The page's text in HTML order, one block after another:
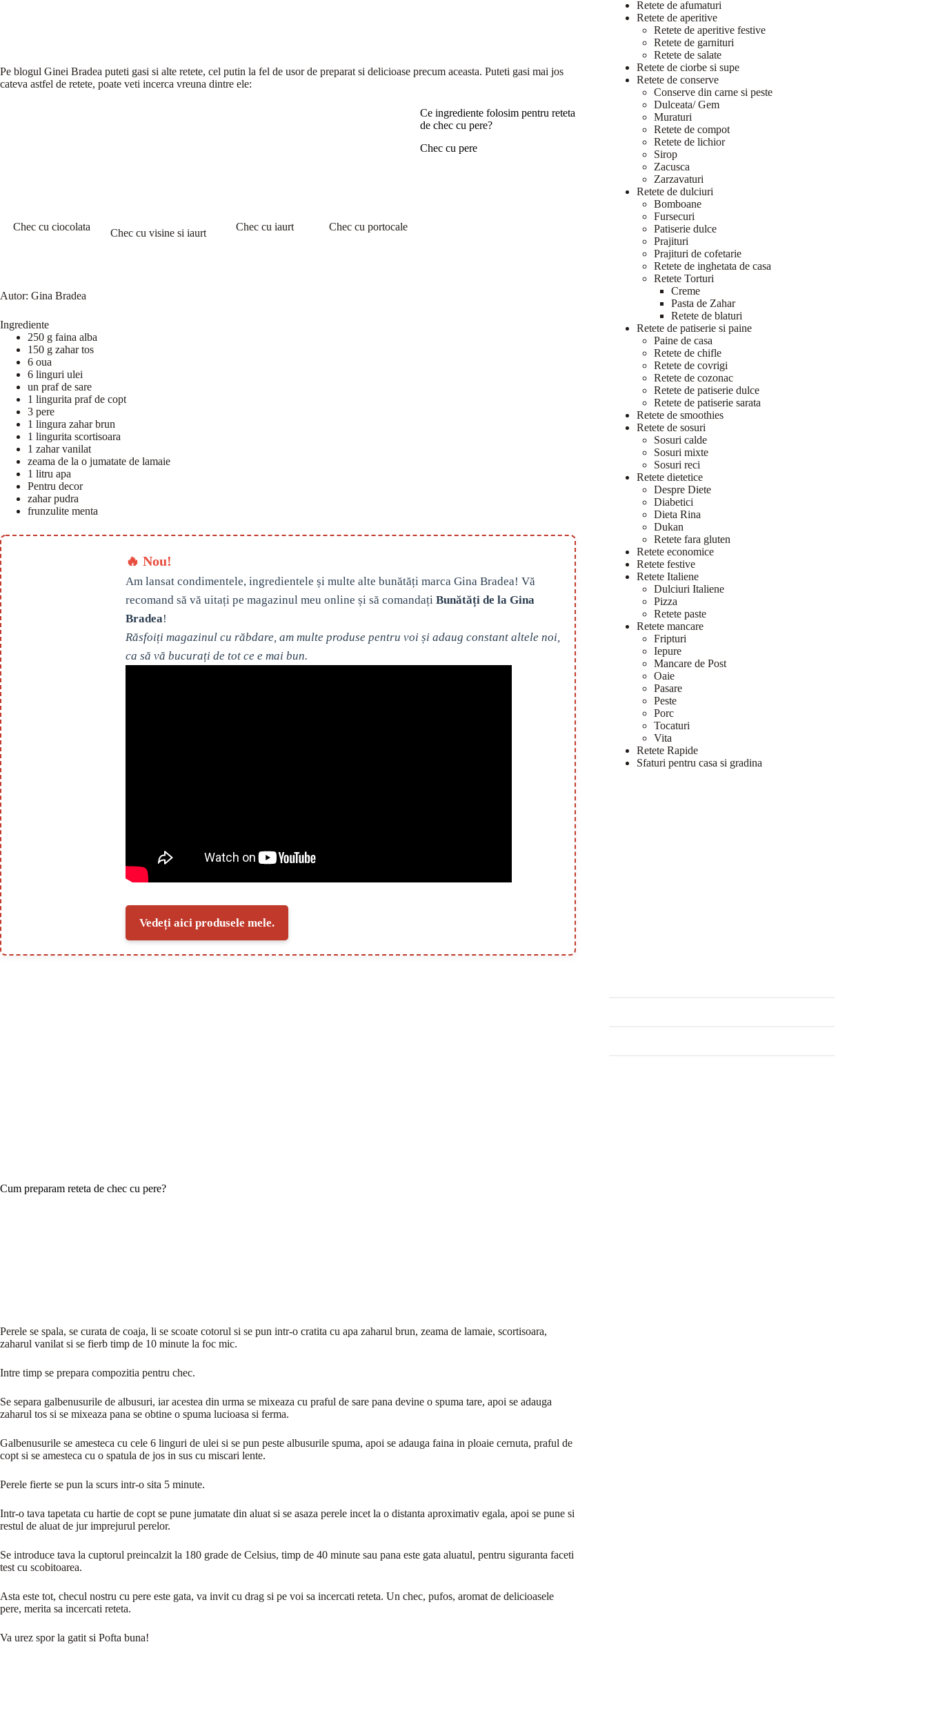
Pe blogul Ginei Bradea puteti gasi si alte retete, cel putin la fel de usor de preparat si delicioase precum aceasta. Puteti gasi mai jos
cateva astfel de retete, poate veti incerca vreuna dintre ele:
Chec cu ciocolata
Chec cu visine si iaurt
Chec cu iaurt Chec cu portocale
Ce ingrediente folosim pentru reteta
de chec cu pere?
Chec cu pere
Autor: Gina Bradea
Ingrediente
250 g faina alba
150 g zahar tos
6 oua
6 linguri ulei
un praf de sare
1 lingurita praf de copt
3 pere
1 lingura zahar brun
1 lingurita scortisoara
1 zahar vanilat
zeama de la o jumatate de lamaie
1 litru apa
Pentru decor
zahar pudra
frunzulite menta
🔥 Nou!
Am lansat condimentele, ingredientele și multe alte bunătăți marca Gina Bradea! Vă
recomand să vă uitați pe magazinul meu online și să comandați Bunătăți de la Gina
Bradea!
Răsfoiți magazinul cu răbdare, am multe produse pentru voi și adaug constant altele noi,
ca să vă bucurați de tot ce e mai bun.
Vedeți aici produsele mele.
Cum preparam reteta de chec cu pere?
Perele se spala, se curata de coaja, li se scoate cotorul si se pun intr-o cratita cu apa zaharul brun, zeama de lamaie, scortisoara,
zaharul vanilat si se fierb timp de 10 minute la foc mic.
Intre timp se prepara compozitia pentru chec.
Se separa galbenusurile de albusuri, iar acestea din urma se mixeaza cu praful de sare pana devine o spuma tare, apoi se adauga
zaharul tos si se mixeaza pana se obtine o spuma lucioasa si ferma.
Galbenusurile se amesteca cu cele 6 linguri de ulei si se pun peste albusurile spuma, apoi se adauga faina in ploaie cernuta, praful de
copt si se amesteca cu o spatula de jos in sus cu miscari lente.
Perele fierte se pun la scurs intr-o sita 5 minute.
Intr-o tava tapetata cu hartie de copt se pune jumatate din aluat si se asaza perele incet la o distanta aproximativ egala, apoi se pune si
restul de aluat de jur imprejurul perelor.
Se introduce tava la cuptorul preincalzit la 180 grade de Celsius, timp de 40 minute sau pana este gata aluatul, pentru siguranta faceti
test cu scobitoarea.
Asta este tot, checul nostru cu pere este gata, va invit cu drag si pe voi sa incercati reteta. Un chec, pufos, aromat de delicioasele
pere, merita sa incercati reteta.
Va urez spor la gatit si Pofta buna!
Retete de afumaturi
Retete de aperitive
Retete de aperitive festive
Retete de garnituri
Retete de salate
Retete de ciorbe si supe
Retete de conserve
Conserve din carne si peste
Dulceata/ Gem
Muraturi
Retete de compot
Retete de lichior
Sirop
Zacusca
Zarzavaturi
Retete de dulciuri
Bomboane
Fursecuri
Patiserie dulce
Prajituri
Prajituri de cofetarie
Retete de inghetata de casa
Retete Torturi
Creme
Pasta de Zahar
Retete de blaturi
Retete de patiserie si paine
Paine de casa
Retete de chifle
Retete de covrigi
Retete de cozonac
Retete de patiserie dulce
Retete de patiserie sarata
Retete de smoothies
Retete de sosuri
Sosuri calde
Sosuri mixte
Sosuri reci
Retete dietetice
Despre Diete
Diabetici
Dieta Rina
Dukan
Retete fara gluten
Retete economice
Retete festive
Retete Italiene
Dulciuri Italiene
Pizza
Retete paste
Retete mancare
Fripturi
Iepure
Mancare de Post
Oaie
Pasare
Peste
Porc
Tocaturi
Vita
Retete Rapide
Sfaturi pentru casa si gradina